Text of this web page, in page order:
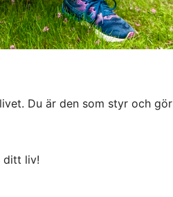
Du är den som styr och
ditt liv!